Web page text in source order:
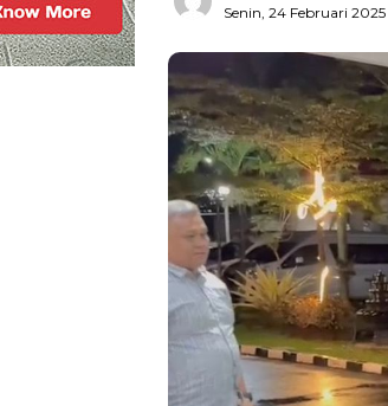
Senin, 24 Februari 2025